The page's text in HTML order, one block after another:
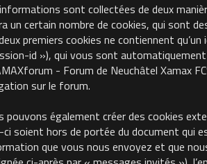
sont collectées de deux
un certain nombre de cookies, qui sont
premiers cookies ne contiennent
id »), qui vous sont
- Forum de Neuchâtel Xamax
sur le forum.
pouvons également créer des cookies
ci soient hors de portée du document qui
que vous nous envoyez et que